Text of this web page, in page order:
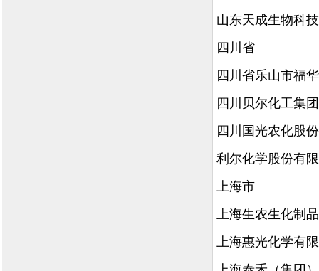
山东天成生物科
四川省
四川省乐山市福
四川贝尔化工集
四川国光农化股
利尔化学股份有
上海市
上海生农生化制
上海惠光化学有